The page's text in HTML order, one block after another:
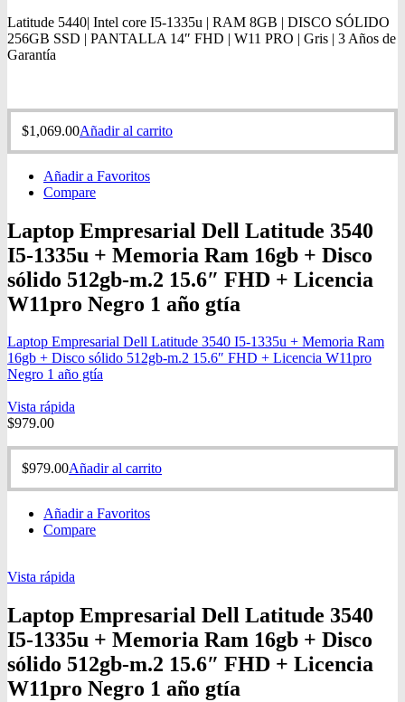
Latitude 5440| Intel core I5-1335u | RAM 8GB | DISCO SÓLIDO
256GB SSD | PANTALLA 14″ FHD | W11 PRO | Gris | 3 Años de
Garantía
$1,069.00Añadir al carrito
Añadir a Favoritos
Compare
Laptop Empresarial Dell Latitude 3540
I5-1335u + Memoria Ram 16gb + Disco
sólido 512gb-m.2 15.6″ FHD + Licencia
W11pro Negro 1 año gtía
Laptop Empresarial Dell Latitude 3540 I5-1335u + Memoria Ram
16gb + Disco sólido 512gb-m.2 15.6″ FHD + Licencia W11pro
Negro 1 año gtía
Vista rápida
$979.00
$979.00Añadir al carrito
Añadir a Favoritos
Compare
Vista rápida
Laptop Empresarial Dell Latitude 3540
I5-1335u + Memoria Ram 16gb + Disco
sólido 512gb-m.2 15.6″ FHD + Licencia
W11pro Negro 1 año gtía